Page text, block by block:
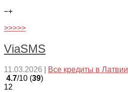
−+
>>>>>
ViaSMS
11.03.2026 Все кредиты в Латвии
4.7/10 (39)
12